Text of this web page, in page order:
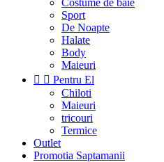
Costume de baie
Sport
De Noapte
Halate
Body
Maieuri
  Pentru El
Chiloti
Maieuri
tricouri
Termice
Outlet
Promotia Saptamanii